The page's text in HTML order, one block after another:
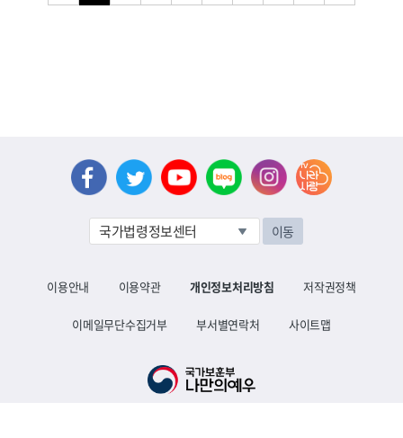
이용안내 이용약관 개인정보처리방침 저작권정책
이메일무단수집거부 부서별연락처 사이트맵
이동